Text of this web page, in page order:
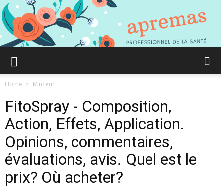
Comment
gagner
Home Minceur
FitoSpray - Composition,
Action, Effets, Application.
Opinions, commentaires,
évaluations, avis. Quel est le
prix? Où acheter?